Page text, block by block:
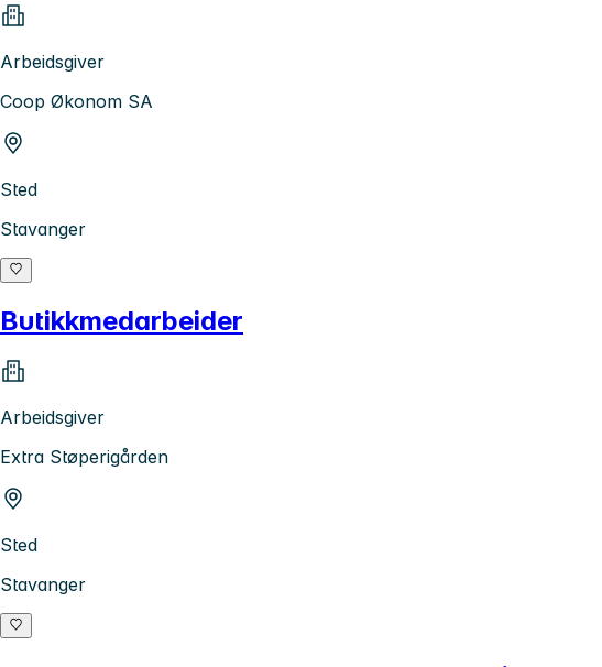
Arbeidsgiver
Coop Økonom SA
Sted
Stavanger
Butikkmedarbeider
Arbeidsgiver
Extra Støperigården
Sted
Stavanger